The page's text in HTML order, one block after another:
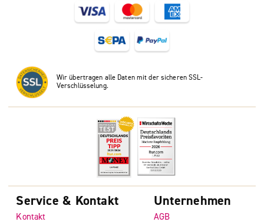
Wir übertragen alle Daten mit der sicheren SSL-
Verschlüsselung.
Service & Kontakt
Kontakt
Unternehmen
AGB